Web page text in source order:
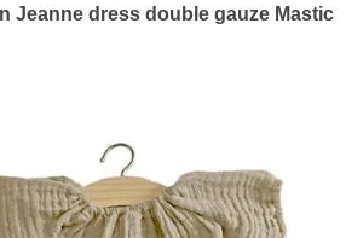
Jeanne dress double gauze Mastic